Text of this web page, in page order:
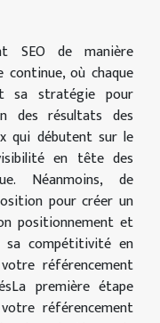
SEO de manière
où chaque
sa stratégie pour
des résultats des
qui débutent sur le
en tête des
Néanmoins, de
pour créer un
positionnement et
compétitivité en
référencement
première étape
référencement